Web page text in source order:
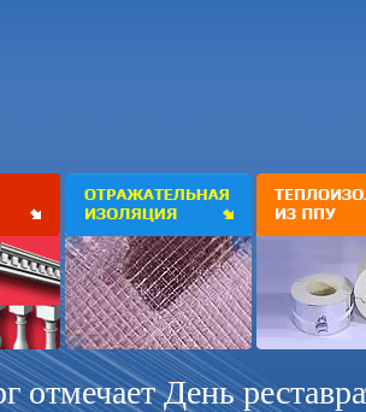
отмечает День